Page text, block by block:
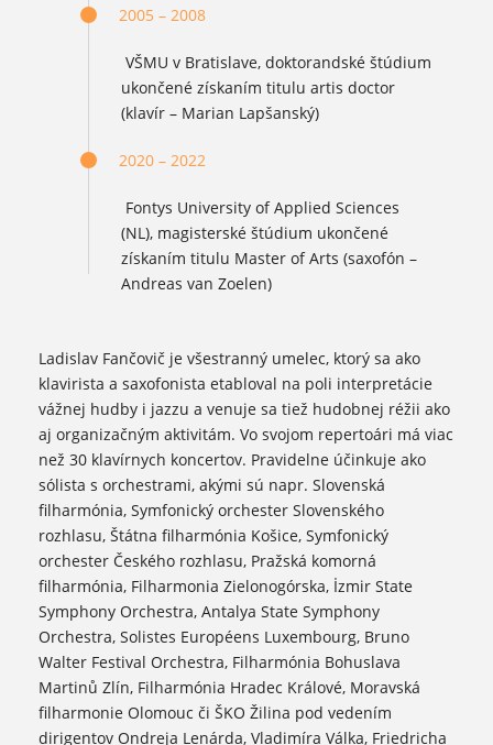
2005 – 2008
VŠMU v Bratislave, doktorandské štúdium
ukončené získaním titulu artis doctor
(klavír – Marian Lapšanský)
2020 – 2022
Fontys University of Applied Sciences
(NL), magisterské štúdium ukončené
získaním titulu Master of Arts (saxofón –
Andreas van Zoelen)
Ladislav Fančovič je všestranný umelec, ktorý sa ako
klavirista a saxofonista etabloval na poli interpretácie
vážnej hudby i jazzu a venuje sa tiež hudobnej réžii ako
aj organizačným aktivitám. Vo svojom repertoári má viac
než 30 klavírnych koncertov. Pravidelne účinkuje ako
sólista s orchestrami, akými sú napr. Slovenská
filharmónia, Symfonický orchester Slovenského
rozhlasu, Štátna filharmónia Košice, Symfonický
orchester Českého rozhlasu, Pražská komorná
filharmónia, Filharmonia Zielonogórska, İzmir State
Symphony Orchestra, Antalya State Symphony
Orchestra, Solistes Européens Luxembourg, Bruno
Walter Festival Orchestra, Filharmónia Bohuslava
Martinů Zlín, Filharmónia Hradec Králové, Moravská
filharmonie Olomouc či ŠKO Žilina pod vedením
dirigentov Ondreja Lenárda, Vladimíra Válka, Friedricha